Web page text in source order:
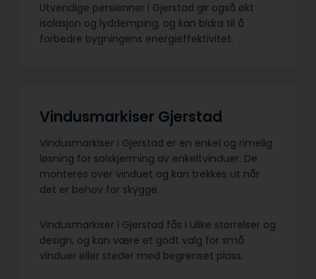
Utvendige persienner i Gjerstad gir også økt
isolasjon og lyddemping, og kan bidra til å
forbedre bygningens energieffektivitet.
Vindusmarkiser Gjerstad
Vindusmarkiser i Gjerstad er en enkel og rimelig
løsning for solskjerming av enkeltvinduer. De
monteres over vinduet og kan trekkes ut når
det er behov for skygge.
Vindusmarkiser i Gjerstad fås i ulike størrelser og
design, og kan være et godt valg for små
vinduer eller steder med begrenset plass.